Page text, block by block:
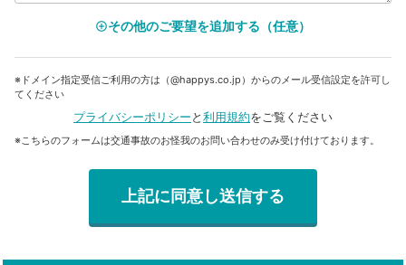
add_circle_outlineその他のご要望を追加する（任意）
※ドメイン指定受信ご利用の方は（@happys.co.jp）からのメール受信設定を許可し
てください
プライバシーポリシーと利用規約をご覧ください
※こちらのフォームは交通事故のお怪我のお問い合わせのみ受け付けております。